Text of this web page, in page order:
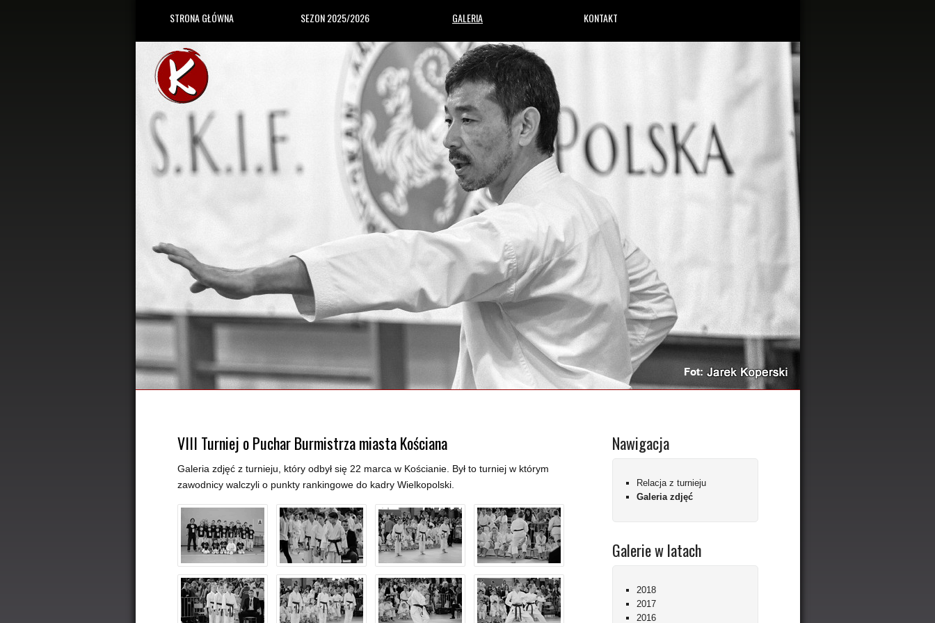
STRONA GŁÓWNA SEZON 2025/2026 GALERIA KONTAKT
VIII Turniej o Puchar Burmistrza miasta Kościana
Galeria zdjęć z turnieju, który odbył się 22 marca w Kościanie. Był to turniej w którym
zawodnicy walczyli o punkty rankingowe do kadry Wielkopolski.
Nawigacja
Relacja z turnieju
Galeria zdjęć
Galerie w latach
2018
2017
2016